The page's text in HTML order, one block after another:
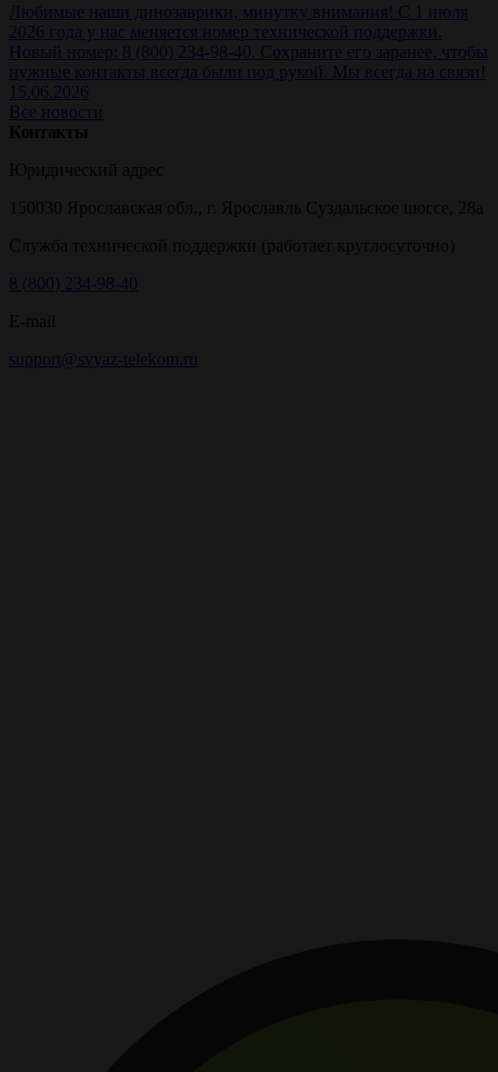
Любимые наши динозаврики, минутку внимания! С 1 июля
2026 года у нас меняется номер технической поддержки.
Новый номер: 8 (800) 234-98-40. Сохраните его заранее, чтобы
нужные контакты всегда были под рукой. Мы всегда на связи!
15.06.2026
Все новости
Контакты
Юридический адрес
150030 Ярославская обл., г. Ярославль Суздальское шоссе, 28а
Служба технической поддержки (работает круглосуточно)
8 (800) 234-98-40
E-mail
support@svyaz-telekom.ru